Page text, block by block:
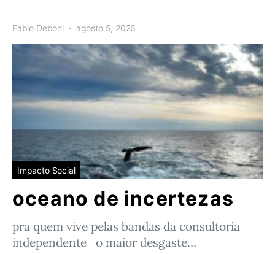
Fábio Deboni agosto 5, 2026
Impacto Social
oceano de incertezas
pra quem vive pelas bandas da consultoria
independente o maior desgaste…